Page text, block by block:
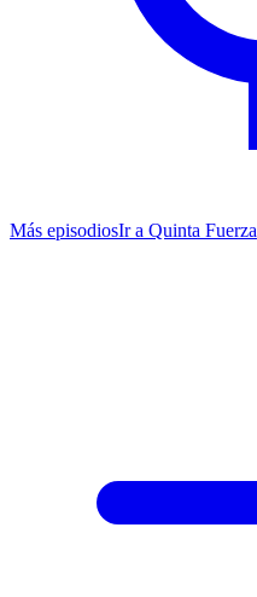
Más episodiosIr a Quinta Fuerza